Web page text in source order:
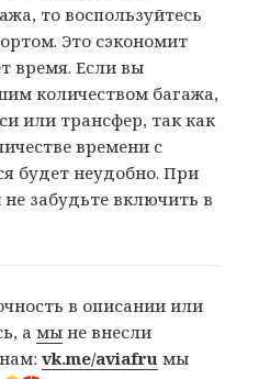
то воспользуйтесь
Это сэкономит
время. Если вы
количеством багажа,
или трансфер, так как
времени с
будет неудобно. При
забудьте включить в
в описании или
амы не внесли
нам:vk.me/aviafru мы